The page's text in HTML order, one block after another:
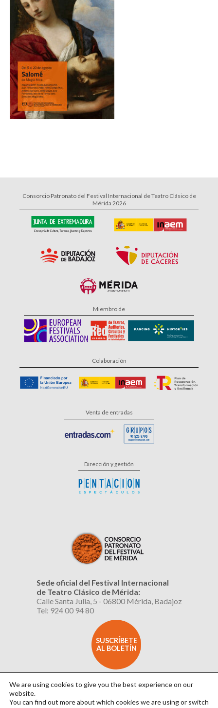
Consorcio Patronato del Festival Internacional de Teatro Clásico de
Mérida 2026
Miembro de
Colaboración
Venta de entradas
Dirección y gestión
Sede oficial del Festival Internacional
de Teatro Clásico de Mérida:
Calle Santa Julia, 5 - 06800 Mérida, Badajoz
Tel: 924 00 94 80
SUSCRÍBETE
AL BOLETÍN
We are using cookies to give you the best experience on our
website.
You can find out more about which cookies we are using or switch